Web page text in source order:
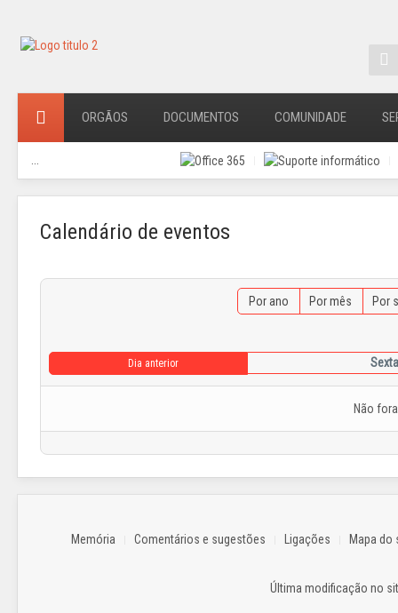
ORGÃOS DOCUMENTOS COMUNIDADE
Calendário de eventos
Por ano Por mês Por
Dia anterior
Não
Memória Comentários e sugestões Ligações Mapa do
Última modificação no